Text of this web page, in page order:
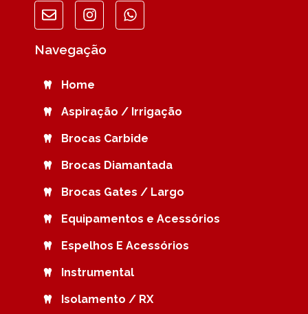
Navegação
Home
Aspiração / Irrigação
Brocas Carbide
Brocas Diamantada
Brocas Gates / Largo
Equipamentos e Acessórios
Espelhos E Acessórios
Instrumental
Isolamento / RX